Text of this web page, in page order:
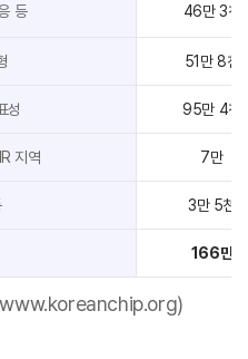
등 46만 3천
51만 8천
성 95만 4천
지역 7만
3만 5천
166만